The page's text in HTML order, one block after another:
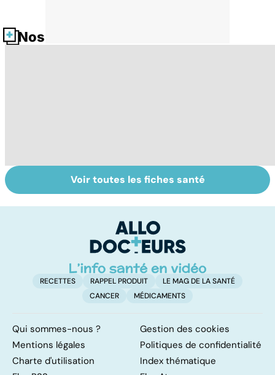
Nos fiches santé
L'avortement :
quels délais,
Gynéco : un suivi
pour la vie
Voir toutes les fiches santé
RECETTES RAPPEL PRODUIT
LE MAG DE LA SANTÉ
CANCER
MÉDICAMENTS
Qui sommes-nous ?
Gestion des cookies
Mentions légales
Politiques de confidentialité
Charte d'utilisation
Index thématique